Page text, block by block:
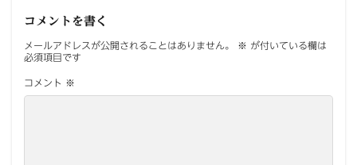
コメントを書く
メールアドレスが公開されることはありません。 ※ が付いている欄は
必須項目です
コメント ※